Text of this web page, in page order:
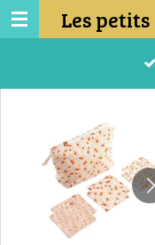
Passer
au
Les